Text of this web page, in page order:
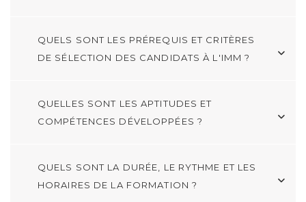
QUELS SONT LES PRÉREQUIS ET CRITÈRES
DE SÉLECTION DES CANDIDATS À L'IMM ?
QUELLES SONT LES APTITUDES ET
COMPÉTENCES DÉVELOPPÉES ?
QUELS SONT LA DURÉE, LE RYTHME ET LES
HORAIRES DE LA FORMATION ?